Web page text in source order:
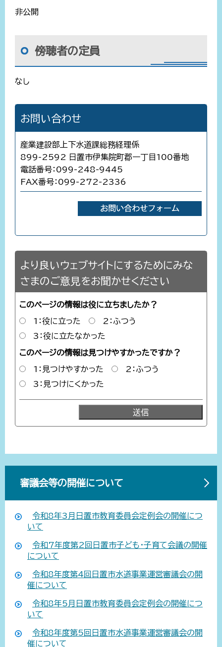
非公開
傍聴者の定員
なし
お問い合わせ
産業建設部上下水道課総務経理係
899-2592 日置市伊集院町郡一丁目100番地
電話番号：099-248-9445
FAX番号：099-272-2336
より良いウェブサイトにするためにみな
さまのご意見をお聞かせください
このページの情報は役に立ちましたか？
1：役に立った
2：ふつう
3：役に立たなかった
このページの情報は見つけやすかったですか？
1：見つけやすかった
2：ふつう
3：見つけにくかった
審議会等の開催について
令和8年3月日置市教育委員会定例会の開催につ
いて
令和7年度第2回日置市子ども・子育て会議の開催
について
令和8年度第4回日置市水道事業運営審議会の開
催について
令和8年5月日置市教育委員会定例会の開催につ
いて
令和8年度第5回日置市水道事業運営審議会の開
催について